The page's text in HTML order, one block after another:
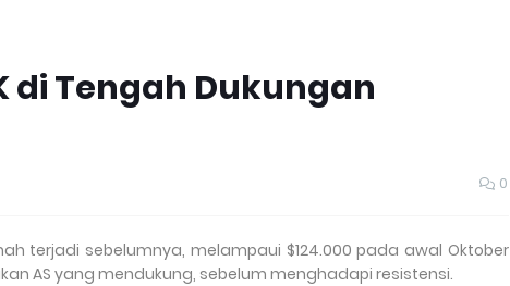
di Tengah Dukungan
0
terjadi sebelumnya, melampaui $124.000 pada awal Oktober
AS yang mendukung, sebelum menghadapi resistensi.